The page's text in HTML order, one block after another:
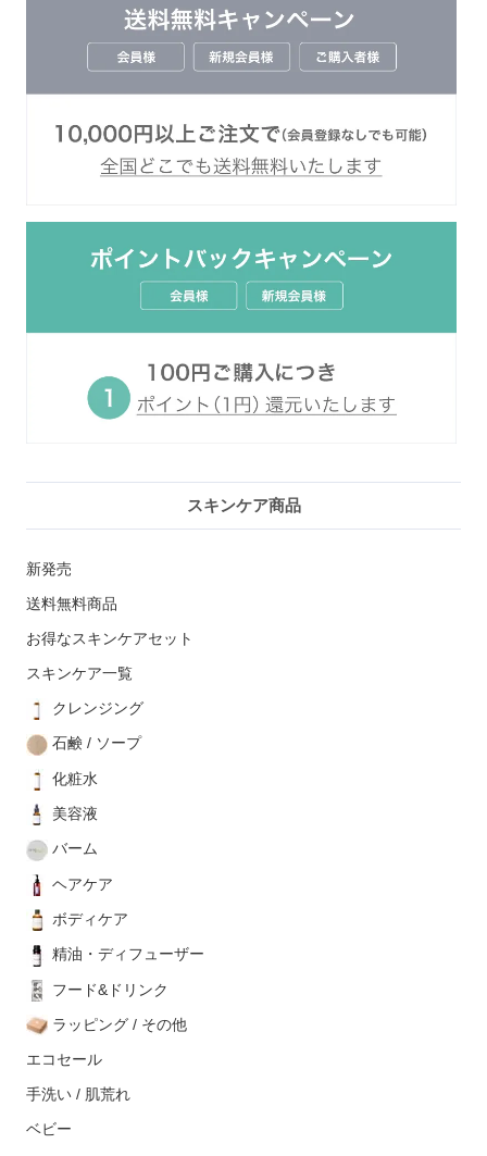
スキンケア商品
新発売
送料無料商品
お得なスキンケアセット
スキンケア一覧
クレンジング
石鹸 / ソープ
化粧水
美容液
バーム
ヘアケア
ボディケア
精油・ディフューザー
フード&ドリンク
ラッピング / その他
エコセール
手洗い / 肌荒れ
ベビー